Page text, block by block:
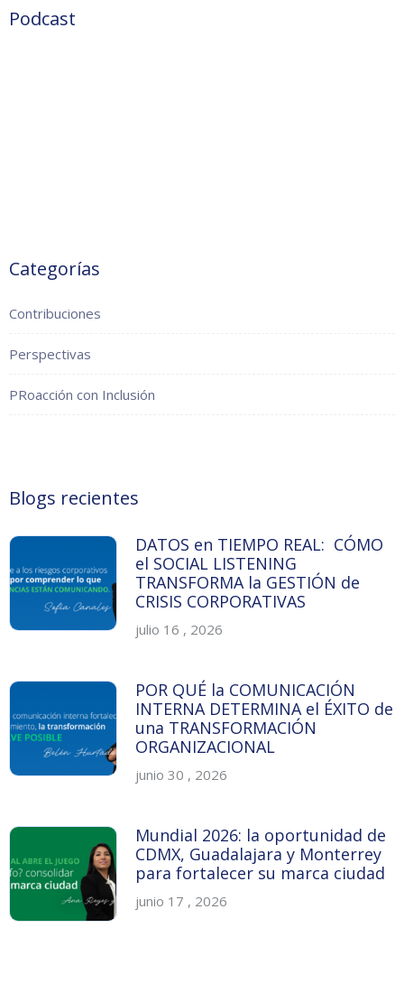
Podcast
Categorías
Contribuciones
Perspectivas
PRoacción con Inclusión
Blogs recientes
DATOS en TIEMPO REAL: CÓMO
el SOCIAL LISTENING
TRANSFORMA la GESTIÓN de
CRISIS CORPORATIVAS
julio 16 , 2026
POR QUÉ la COMUNICACIÓN
INTERNA DETERMINA el ÉXITO de
una TRANSFORMACIÓN
ORGANIZACIONAL
junio 30 , 2026
Mundial 2026: la oportunidad de
CDMX, Guadalajara y Monterrey
para fortalecer su marca ciudad
junio 17 , 2026